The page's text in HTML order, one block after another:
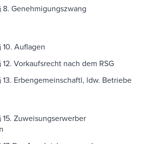
8. Genehmigungszwang
10. Auflagen
12. Vorkaufsrecht nach dem RSG
13. Erbengemeinschaftl, ldw. Betriebe
15. Zuweisungserwerber